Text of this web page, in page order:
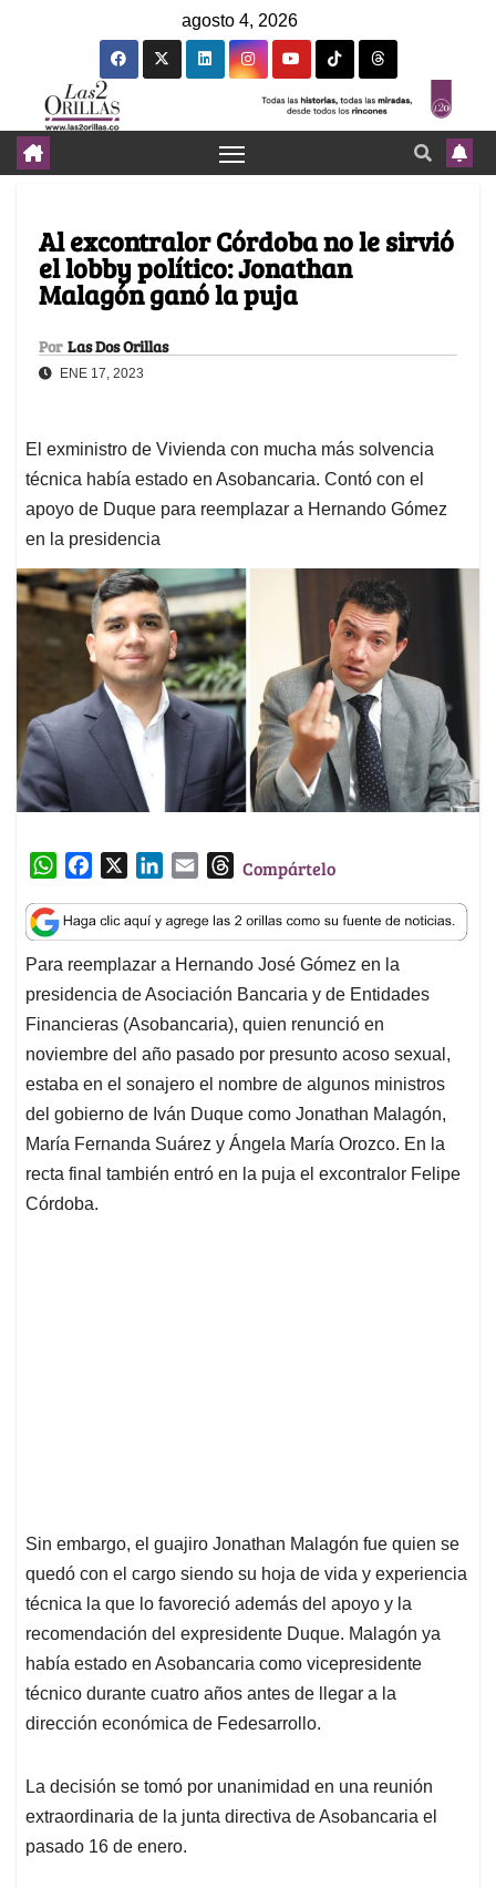
agosto 4, 2026
Al excontralor Córdoba no le sirvió
el lobby político: Jonathan
Malagón ganó la puja
Por Las Dos Orillas
ENE 17, 2023
El exministro de Vivienda con mucha más solvencia
técnica había estado en Asobancaria. Contó con el
apoyo de Duque para reemplazar a Hernando Gómez
en la presidencia
W
a
t
s
A
p
p
c
e
b
o
o
k
n
k
e
d
I
n
a
i
l
T
r
e
a
d
s
Compártelo
Para reemplazar a Hernando José Gómez en la
presidencia de Asociación Bancaria y de Entidades
Financieras (Asobancaria), quien renunció en
noviembre del año pasado por presunto acoso sexual,
estaba en el sonajero el nombre de algunos ministros
del gobierno de Iván Duque como Jonathan Malagón,
María Fernanda Suárez y Ángela María Orozco. En la
recta final también entró en la puja el excontralor Felipe
Córdoba.
Sin embargo, el guajiro Jonathan Malagón fue quien se
quedó con el cargo siendo su hoja de vida y experiencia
técnica la que lo favoreció además del apoyo y la
recomendación del expresidente Duque. Malagón ya
había estado en Asobancaria como vicepresidente
técnico durante cuatro años antes de llegar a la
dirección económica de Fedesarrollo.
La decisión se tomó por unanimidad en una reunión
extraordinaria de la junta directiva de Asobancaria el
pasado 16 de enero.